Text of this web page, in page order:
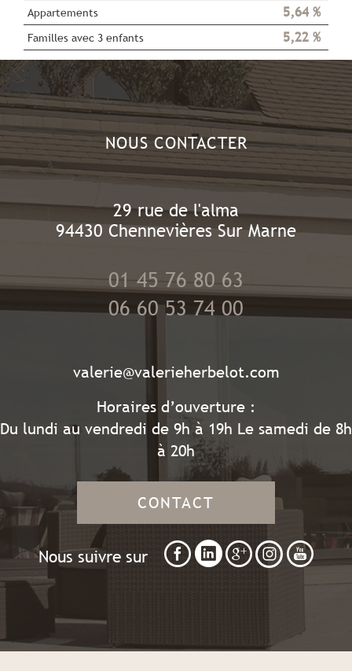
Appartements 5,64 %
Familles avec 3 enfants 5,22 %
NOUS CONTACTER
29 rue de l'alma
94430 Chennevières Sur Marne
01 45 76 80 63
06 60 53 74 00
valerie@valerieherbelot.com
Horaires d’ouverture :
Du lundi au vendredi de 9h à 19h Le samedi de 8h
à 20h
CONTACT
Nous suivre sur